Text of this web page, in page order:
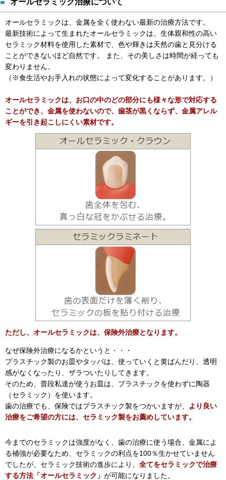
オールセラミックは、金属を全く使わない最新の治療方法です。
最新技術によって生まれたオールセラミックは、生体親和性の高い
セラミック材料を使用した素材で、色や輝きは天然の歯と見分ける
ことができないほど自然です。 また、その美しさは時間が経っても
変わりません。
（※食生活やお手入れの状態によって変化することがあります。）
オールセラミックは、お口の中のどの部分にも様々な形で対応する
ことができ、金属を使わないので、歯茎が黒くならず、金属アレル
ギーを引き起こしにくい素材です。
ただし、オールセラミックは、保険外治療となります。
なぜ保険外治療になるかというと・・・
プラスチック製のお皿やタッパは、使っていくと黄ばんだり、透明
感がなくなったり、ザラついたりしてきます。
そのため、普段私達が使うお皿は、プラスチックを使わずに陶器
（セラミック）を使います。
歯の治療でも、保険ではプラスチック製をつかいますが、
より良い
治療をご希望の方には、セラミック製をお薦めしています。
今までのセラミックは強度がなく、歯の治療に使う場合、金属によ
る補強が必要なため、セラミックの利点を100％生かせていません
でしたが、セラミック技術の進歩により、 全てをセラミックで治療
する方法「オールセラミック」 が可能になりました。